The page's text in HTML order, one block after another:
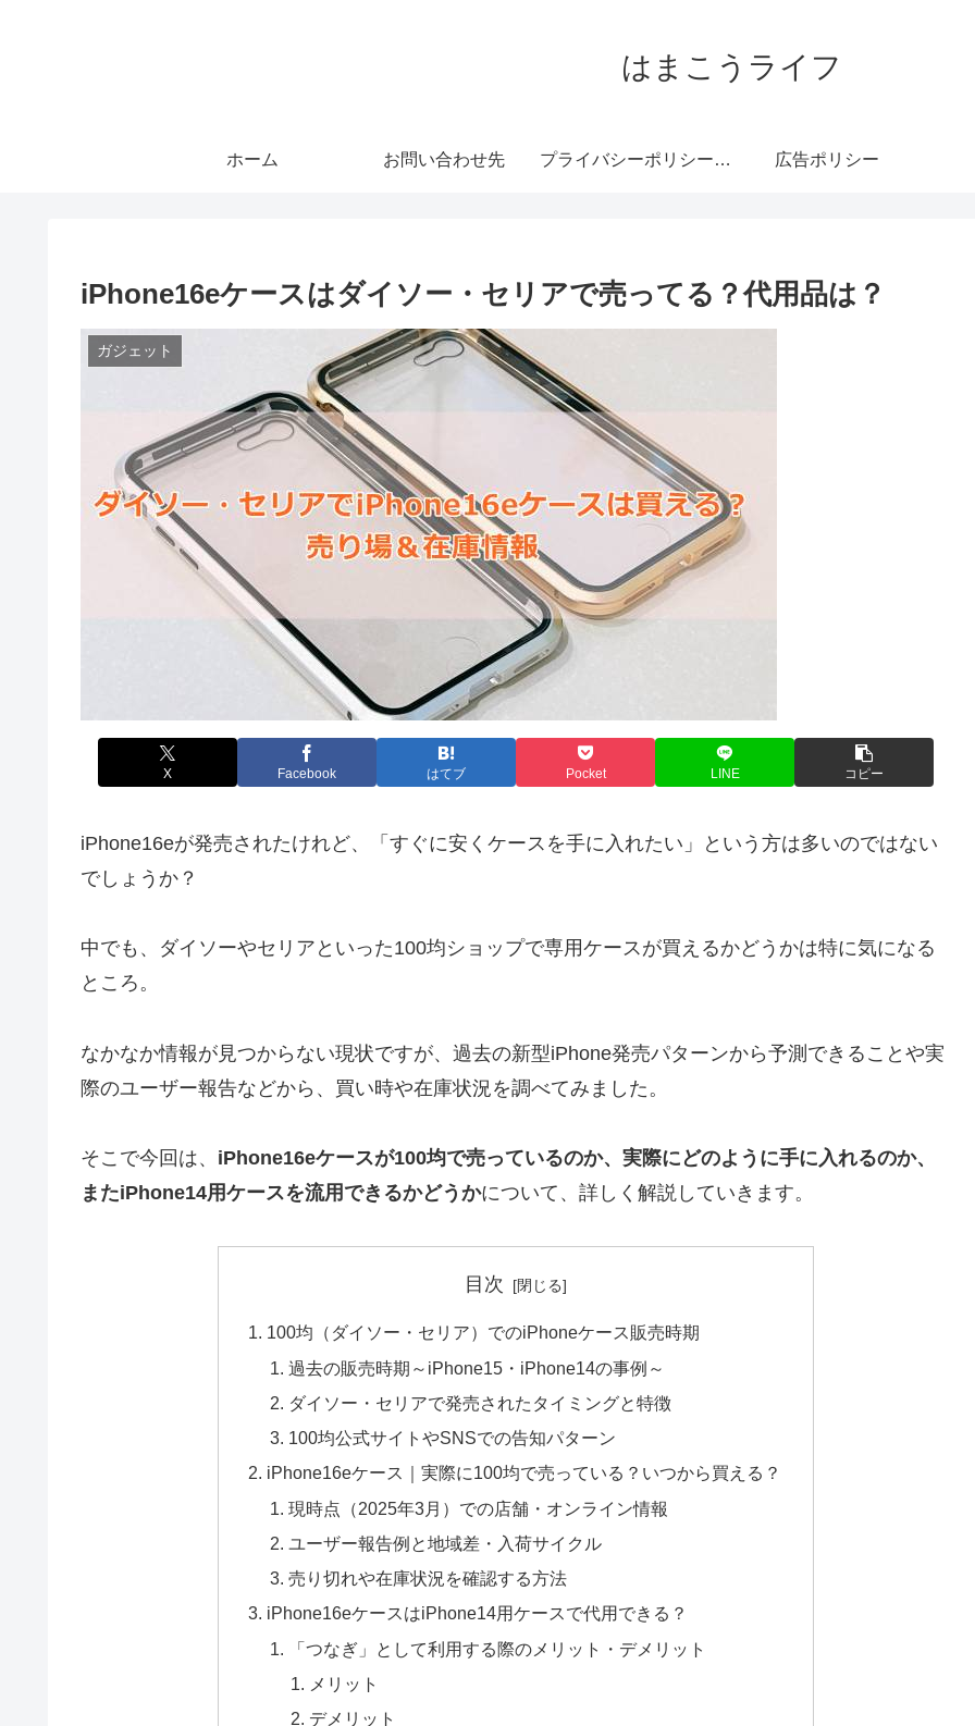
はまこうライフ
ホーム お問い合わせ先 プライバシーポリシー・免責事項 広告ポリシー
iPhone16eケースはダイソー・セリアで売ってる？代用品は？
ガジェット
X Facebook はてブ Pocket LINE コピー
iPhone16eが発売されたけれど、「すぐに安くケースを手に入れたい」という方は多いのではない
でしょうか？
中でも、ダイソーやセリアといった100均ショップで専用ケースが買えるかどうかは特に気になる
ところ。
なかなか情報が見つからない現状ですが、過去の新型iPhone発売パターンから予測できることや実
際のユーザー報告などから、買い時や在庫状況を調べてみました。
そこで今回は、 iPhone16eケースが100均で売っているのか、実際にどのように手に入れるのか、
またiPhone14用ケースを流用できるかどうかについて、詳しく解説していきます。
目次
100均（ダイソー・セリア）でのiPhoneケース販売時期
過去の販売時期～iPhone15・iPhone14の事例～
ダイソー・セリアで発売されたタイミングと特徴
100均公式サイトやSNSでの告知パターン
iPhone16eケース｜実際に100均で売っている？いつから買える？
現時点（2025年3月）での店舗・オンライン情報
ユーザー報告例と地域差・入荷サイクル
売り切れや在庫状況を確認する方法
iPhone16eケースはiPhone14用ケースで代用できる？
「つなぎ」として利用する際のメリット・デメリット
メリット
デメリット